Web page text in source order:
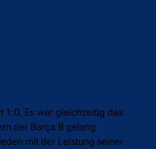
1:0. Es war gleichzeitig das
der Barça B gelang
mit der Leistung seiner